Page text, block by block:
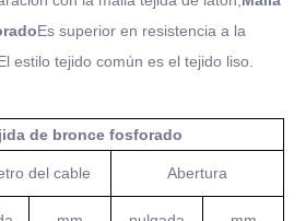
Es superior en resistencia a la
estilo tejido común es el tejido liso.
de bronce fosforado
del cable Abertura